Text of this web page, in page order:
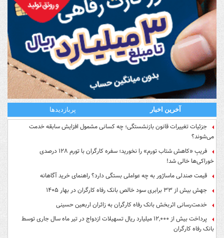
آخرین اخبار پربازدیدها
جزئیات تغییرات قانون بازنشستگی؛ چه کسانی مشمول افزایش سابقه خدمت
می‌شوند؟
فریبِ «کاهش شتاب تورم» را نخورید؛ سفره کارگران با تورم ۱۲۸ درصدی
خوراکی‌ها خالی شد!
قیمت صندلی ماساژور به چه عواملی بستگی دارد؟ راهنمای خرید آگاهانه
جهش بیش از ۳۳ برابری سود خالص بانک رفاه کارگران در بهار ۱۴۰۵
خدمت‌رسانی اثربخش بانک رفاه کارگران به زائران اربعین حسینی
پرداخت بیش از ۱۲,۰۰۰ میلیارد ریال تسهیلات ازدواج در تیر ماه سال جاری توسط
بانک رفاه کارگران